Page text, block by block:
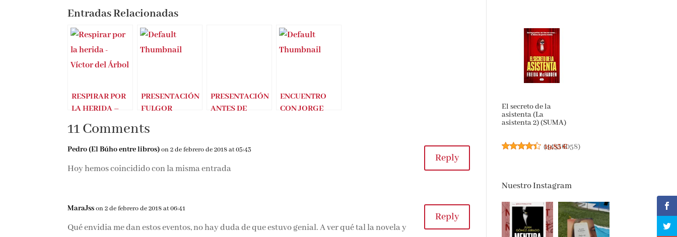
Entradas Relacionadas
RESPIRAR POR
LA HERIDA –
PRESENTACIÓN
FULGOR
LOUREIRO)
PRESENTACIÓN
ANTES DE
PALACIO)
ENCUENTRO
CON JORGE
11 Comments
Pedro (El Búho entre libros) on 2 de febrero de 2018 at 05:43
Hoy hemos coincidido con la misma entrada
Reply
MaraJss on 2 de febrero de 2018 at 06:41
Qué envidia me dan estos eventos, no hay duda de que estuvo genial. A ver qué tal la novela y
Reply
El secreto de la
asistenta (La
asistenta 2) (SUMA)
(44516058)
19,85 €
Nuestro Instagram